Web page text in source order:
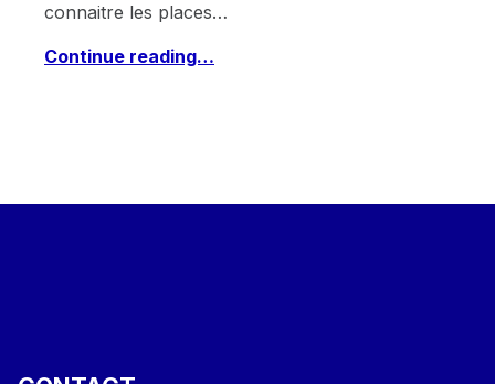
connaitre les places…
Continue reading…